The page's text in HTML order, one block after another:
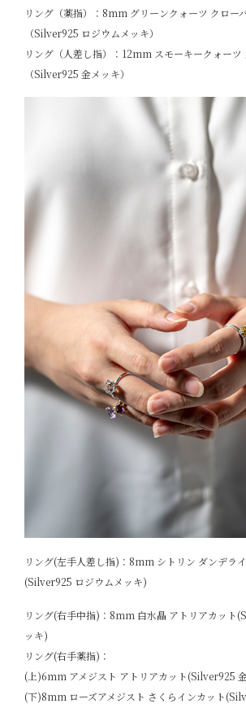
リング（薬指）：8mm グリーンクォーツ クロー
（Silver925 ロジウムメッキ）
リング（人差し指）：12mm スモーキークォーツ
（Silver925 金メッキ）
リング(左手人差し指)：8mm シトリン ダンデラ
(Silver925 ロジウムメッキ)
リング(右手中指)：8mm 白水晶 アトリアカット
ッキ)
リング(右手薬指)：
(上)6mm アメジスト アトリアカット(Silver925
(下)8mm ローズアメジスト さくらインカット